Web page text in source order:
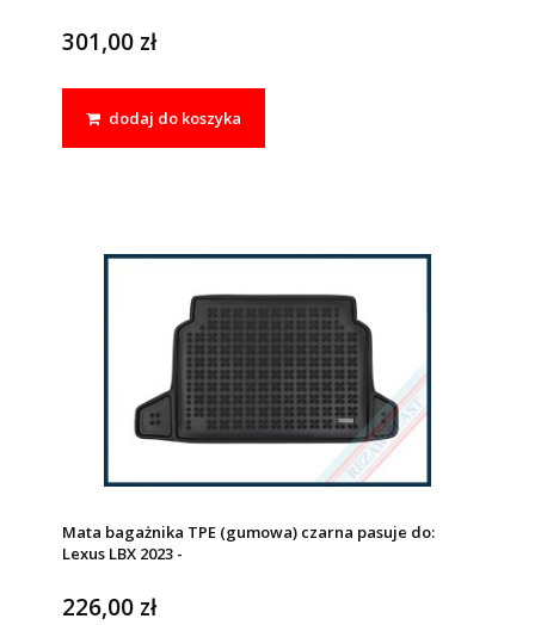
301,00 zł
dodaj do koszyka
Mata bagażnika TPE (gumowa) czarna pasuje do:
Lexus LBX 2023 -
226,00 zł